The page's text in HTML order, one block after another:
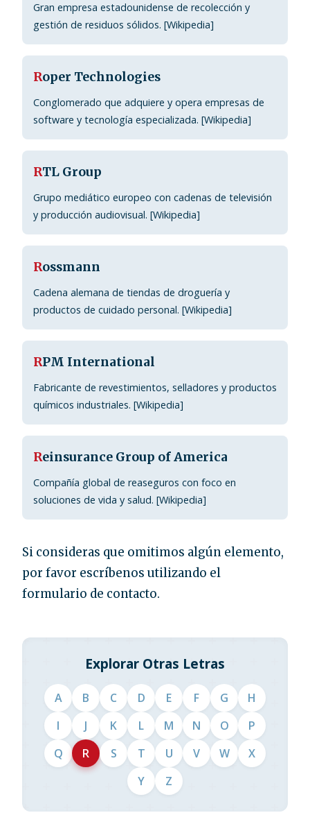
Gran empresa estadounidense de recolección y
gestión de residuos sólidos. [Wikipedia]
Roper Technologies
Conglomerado que adquiere y opera empresas de
software y tecnología especializada. [Wikipedia]
RTL Group
Grupo mediático europeo con cadenas de televisión
y producción audiovisual. [Wikipedia]
Rossmann
Cadena alemana de tiendas de droguería y
productos de cuidado personal. [Wikipedia]
RPM International
Fabricante de revestimientos, selladores y productos
químicos industriales. [Wikipedia]
Reinsurance Group of America
Compañía global de reaseguros con foco en
soluciones de vida y salud. [Wikipedia]
Si consideras que omitimos algún elemento,
por favor escríbenos utilizando el
formulario de contacto.
Explorar Otras Letras
A B C D E F G
H
I
J K L M N O
P
Q
R S T U V W
X
Y
Z